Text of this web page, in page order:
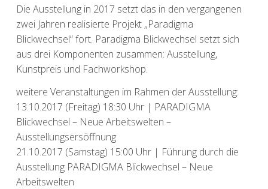
Die Ausstellung in 2017 setzt das in den vergangenen
zwei Jahren realisierte Projekt „Paradigma
Blickwechsel“ fort. Paradigma Blickwechsel setzt sich
aus drei Komponenten zusammen: Ausstellung,
Kunstpreis und Fachworkshop.
weitere Veranstaltungen im Rahmen der Ausstellung:
13.10.2017 (Freitag) 18:30 Uhr | PARADIGMA
Blickwechsel – Neue Arbeitswelten –
Ausstellungsersöffnung
21.10.2017 (Samstag) 15:00 Uhr | Führung durch die
Ausstellung PARADIGMA Blickwechsel – Neue
Arbeitswelten